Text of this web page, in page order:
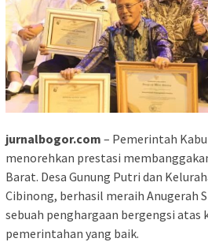
jurnalbogor.com – Pemerintah
menorehkan prestasi
Barat. Desa Gunung Putri dan
Cibinong, berhasil meraih Anugerah
sebuah penghargaan bergengsi atas
pemerintahan yang baik.